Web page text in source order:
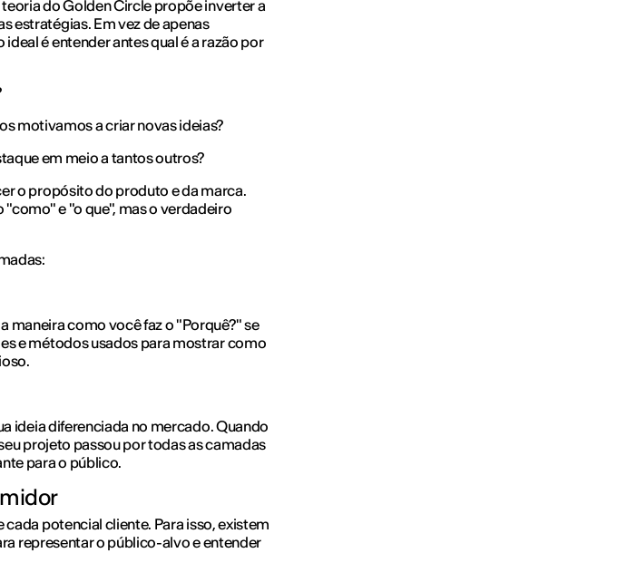
do Golden Circle propõe inverter a
estratégias. Em vez de apenas
é entender antes qual é a razão por
motivamos a criar novas ideias?
em meio a tantos outros?
o propósito do produto e da marca.
e "o que", mas o verdadeiro
maneira como você faz o "Porquê?" se
e métodos usados para mostrar como
ideia diferenciada no mercado. Quando
projeto passou por todas as camadas
para o público.
potencial cliente. Para isso, existem
representar o público-alvo e entender